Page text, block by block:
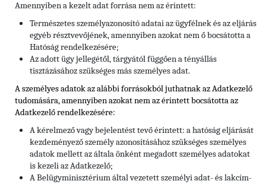
Amennyiben a kezelt adat forrása nem az érintett:
Természetes személyazonosító adatai az ügyfélnek és az eljárás
egyéb résztvevőjének, amennyiben azokat nem ő bocsátotta a
Hatóság rendelkezésére;
Az adott ügy jellegétől, tárgyától függően a tényállás
tisztázásához szükséges más személyes adat.
A személyes adatok az alábbi forrásokból juthatnak az Adatkezelő
tudomására, amennyiben azokat nem az érintett bocsátotta az
Adatkezelő rendelkezésére:
A kérelmező vagy bejelentést tevő érintett: a hatóság eljárását
kezdeményező személy azonosításához szükséges személyes
adatok mellett az általa önként megadott személyes adatokat
is kezeli az Adatkezelő;
A Belügyminisztérium által vezetett személyi adat- és lakcím-